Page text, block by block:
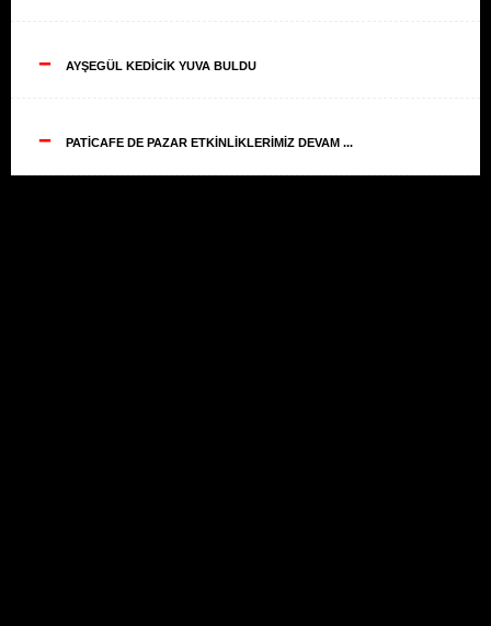
-- AYŞEGÜL KEDİCİK YUVA BULDU
-- PATİCAFE DE PAZAR ETKİNLİKLERİMİZ DEVAM ...